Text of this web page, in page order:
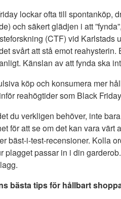
lockar ofta till spontanköp,
och säkert glädjen i att
(CTF) vid
svårt att stå emot
Känslan av att fynda ska
köp och konsumera mer
reahögtider som Black
du verkligen behöver, inte
för att se om det kan vara
bäst-i-test-recensioner. Kolla
plagget passar in i din
bästa tips för hållbart